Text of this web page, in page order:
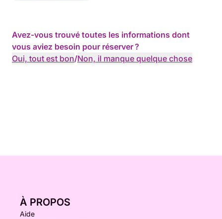
Avez-vous trouvé toutes les informations dont
vous aviez besoin pour réserver ?
Oui, tout est bon/Non, il manque quelque chose
À PROPOS
Aide